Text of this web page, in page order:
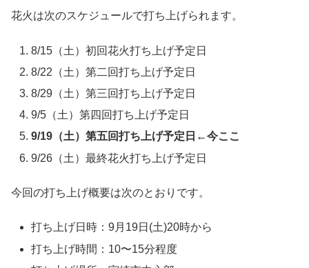
花火は次のスケジュールで打ち上げられます。
8/15（土）初回花火打ち上げ予定日
8/22（土）第二回打ち上げ予定日
8/29（土）第三回打ち上げ予定日
9/5（土）第四回打ち上げ予定日
9/19（土）第五回打ち上げ予定日←今ここ
9/26（土）最終花火打ち上げ予定日
今回の打ち上げ概要は次のとおりです。
打ち上げ日時：9月19日(土)20時から
打ち上げ時間：10〜15分程度